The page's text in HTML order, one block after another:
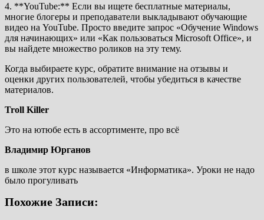
4. **YouTube:** Если вы ищете бесплатные материалы,
многие блогеры и преподаватели выкладывают обучающие
видео на YouTube. Просто введите запрос «Обучение Windows
для начинающих» или «Как пользоваться Microsoft Office», и
вы найдете множество роликов на эту тему.
Когда выбираете курс, обратите внимание на отзывы и
оценки других пользователей, чтобы убедиться в качестве
материалов.
Troll Killer
Это на ютюбе есть в ассортименте, про всё
Владимир Юрганов
в школе этот курс называется «Информатика». Уроки не надо
было прогуливать
Похожие Записи: